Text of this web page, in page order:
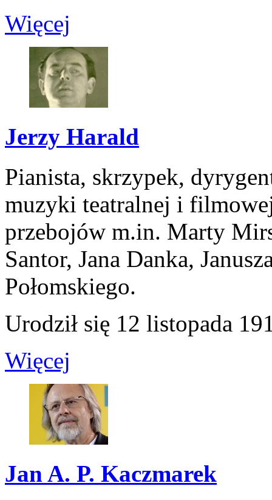
Więcej
Jerzy Harald
Pianista, skrzypek,
muzyki teatralnej i
przebojów m.in. Marty
Santor, Jana Danka,
Połomskiego.
Urodził się 12 listopada
Więcej
Jan A. P. Kaczmarek